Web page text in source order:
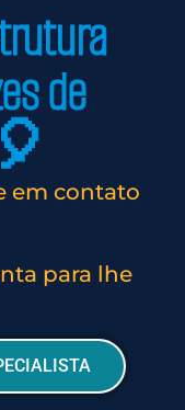
de
em contato
para lhe